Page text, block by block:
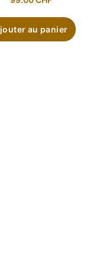
au panier